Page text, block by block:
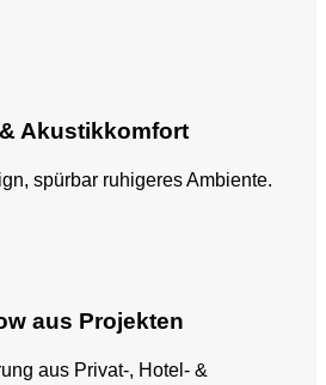
Akustikkomfort
spürbar ruhigeres Ambiente.
aus Projekten
aus Privat-, Hotel- &